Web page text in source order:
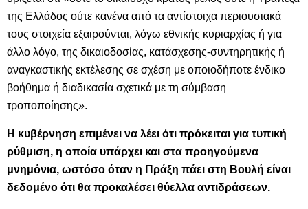
της Ελλάδος ούτε κανένα από τα αντίστοιχα περιουσιακά
τους στοιχεία εξαιρούνται, λόγω εθνικής κυριαρχίας ή για
άλλο λόγο, της δικαιοδοσίας, κατάσχεσης-συντηρητικής ή
αναγκαστικής εκτέλεσης σε σχέση με οποιοδήποτε ένδικο
βοήθημα ή διαδικασία σχετικά με τη σύμβαση
τροποποίησης».
Η κυβέρνηση επιμένει να λέει ότι πρόκειται για τυπική
ρύθμιση, η οποία υπάρχει και στα προηγούμενα
μνημόνια, ωστόσο όταν η Πράξη πάει στη Βουλή είναι
δεδομένο ότι θα προκαλέσει θύελλα αντιδράσεων.